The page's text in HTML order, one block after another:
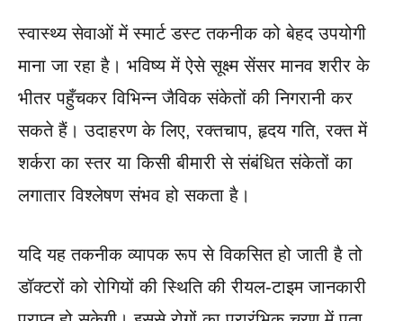
स्वास्थ्य सेवाओं में स्मार्ट डस्ट तकनीक को बेहद उपयोगी
माना जा रहा है। भविष्य में ऐसे सूक्ष्म सेंसर मानव शरीर के
भीतर पहुँचकर विभिन्न जैविक संकेतों की निगरानी कर
सकते हैं। उदाहरण के लिए, रक्तचाप, हृदय गति, रक्त में
शर्करा का स्तर या किसी बीमारी से संबंधित संकेतों का
लगातार विश्लेषण संभव हो सकता है।
यदि यह तकनीक व्यापक रूप से विकसित हो जाती है तो
डॉक्टरों को रोगियों की स्थिति की रीयल-टाइम जानकारी